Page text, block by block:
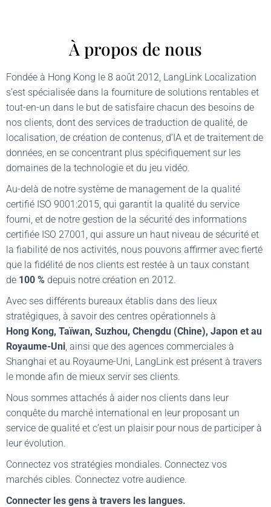
À propos de nous
Fondée à Hong Kong le 8 août 2012, LangLink Localization
s’est spécialisée dans la fourniture de solutions rentables et
tout-en-un dans le but de satisfaire chacun des besoins de
nos clients, dont des services de traduction de qualité, de
localisation, de création de contenus, d’IA et de traitement de
données, en se concentrant plus spécifiquement sur les
domaines de la technologie et du jeu vidéo.
Au-delà de notre système de management de la qualité
certifié ISO 9001:2015, qui garantit la qualité du service
fourni, et de notre gestion de la sécurité des informations
certifiée ISO 27001, qui assure un haut niveau de sécurité et
la fiabilité de nos activités, nous pouvons affirmer avec fierté
que la fidélité de nos clients est restée à un taux constant
de 100 % depuis notre création en 2012.
Avec ses différents bureaux établis dans des lieux
stratégiques, à savoir des centres opérationnels à
Hong Kong, Taïwan, Suzhou, Chengdu (Chine), Japon et au
Royaume-Uni, ainsi que des agences commerciales à
Shanghai et au Royaume-Uni, LangLink est présent à travers
le monde afin de mieux servir ses clients.
Nous sommes attachés à aider nos clients dans leur
conquête du marché international en leur proposant un
service de qualité et c’est un plaisir pour nous de participer à
leur évolution.
Connectez vos stratégies mondiales. Connectez vos
marchés cibles. Connectez votre audience.
Connecter les gens à travers les langues.